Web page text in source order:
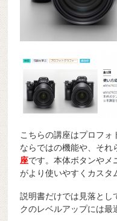
こちらの講座はプロフ
ならではの機能や、それ
座です。本体ボタンやメ
がより使いやすくカスタ
説明書だけでは見落とし
クのレベルアップには最